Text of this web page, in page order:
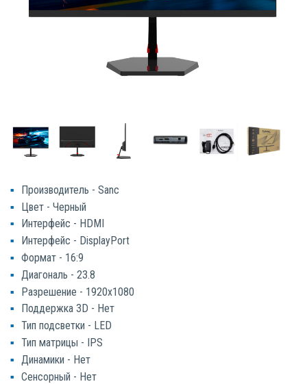
Производитель - Sanc
Цвет - Черный
Интерфейс - HDMI
Интерфейс - DisplayPort
Формат - 16:9
Диагональ - 23.8
Разрешение - 1920x1080
Поддержка 3D - Нет
Тип подсветки - LED
Тип матрицы - IPS
Динамики - Нет
Сенсорный - Нет